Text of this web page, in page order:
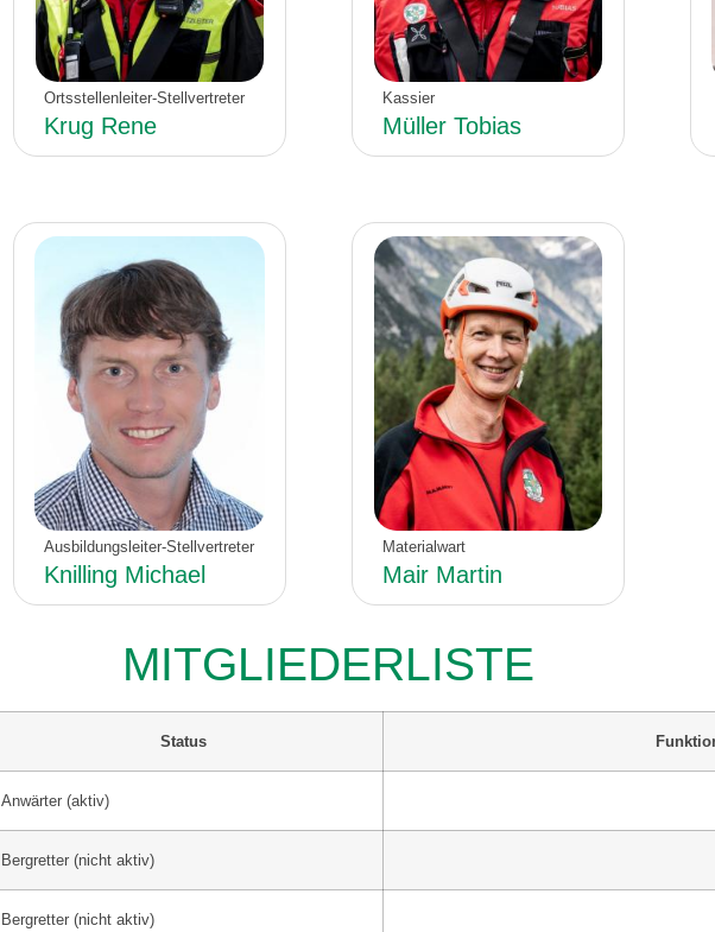
Ortsstellenleiter-Stellvertreter
Krug Rene
Kassier
Müller Tobias
Ausbildungsleiter-Stellvertreter
Knilling Michael
Materialwart
Mair Martin
MITGLIEDERLISTE
Status
Anwärter (aktiv)
Bergretter (nicht aktiv)
Bergretter (nicht aktiv)